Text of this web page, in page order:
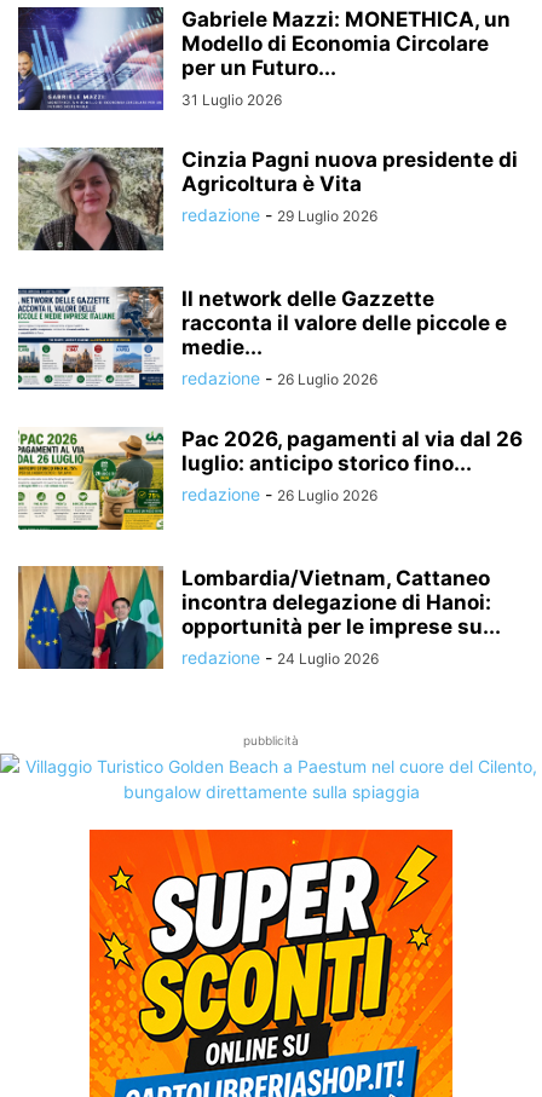
Gabriele Mazzi: MONETHICA, un
Modello di Economia Circolare
per un Futuro...
31 Luglio 2026
Cinzia Pagni nuova presidente di
Agricoltura è Vita
redazione - 29 Luglio 2026
Il network delle Gazzette
racconta il valore delle piccole e
medie...
redazione - 26 Luglio 2026
Pac 2026, pagamenti al via dal 26
luglio: anticipo storico fino...
redazione - 26 Luglio 2026
Lombardia/Vietnam, Cattaneo
incontra delegazione di Hanoi:
opportunità per le imprese su...
redazione - 24 Luglio 2026
pubblicità